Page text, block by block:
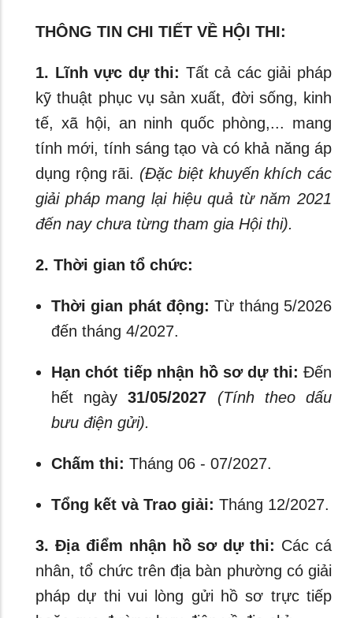
THÔNG TIN CHI TIẾT VỀ HỘI THI:
1. Lĩnh vực dự thi: Tất cả các giải pháp
kỹ thuật phục vụ sản xuất, đời sống, kinh
tế, xã hội, an ninh quốc phòng,... mang
tính mới, tính sáng tạo và có khả năng áp
dụng rộng rãi. (Đặc biệt khuyến khích các
giải pháp mang lại hiệu quả từ năm 2021
đến nay chưa từng tham gia Hội thi).
2. Thời gian tổ chức:
Thời gian phát động: Từ tháng 5/2026
đến tháng 4/2027.
Hạn chót tiếp nhận hồ sơ dự thi: Đến
hết ngày31/05/2027
(Tính theo dấu
bưu điện gửi).
Chấm thi: Tháng 06 - 07/2027.
Tổng kết và Trao giải: Tháng 12/2027.
3. Địa điểm nhận hồ sơ dự thi: Các cá
nhân, tổ chức trên địa bàn phường có giải
pháp dự thi vui lòng gửi hồ sơ trực tiếp